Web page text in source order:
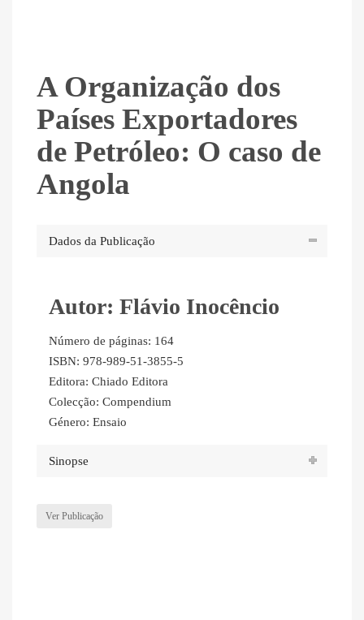
A Organização dos
Países Exportadores
de Petróleo: O caso de
Angola
Dados da Publicação
Autor: Flávio Inocêncio
Número de páginas: 164
ISBN: 978-989-51-3855-5
Editora: Chiado Editora
Colecção: Compendium
Género: Ensaio
Sinopse
Ver Publicação